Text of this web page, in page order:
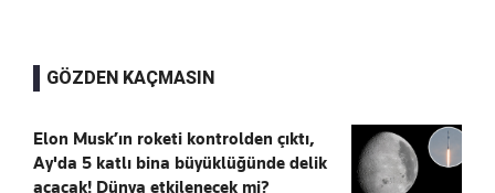
GÖZDEN KAÇMASIN
Elon Musk’ın roketi kontrolden çıktı,
Ay'da 5 katlı bina büyüklüğünde delik
açacak! Dünya etkilenecek mi?